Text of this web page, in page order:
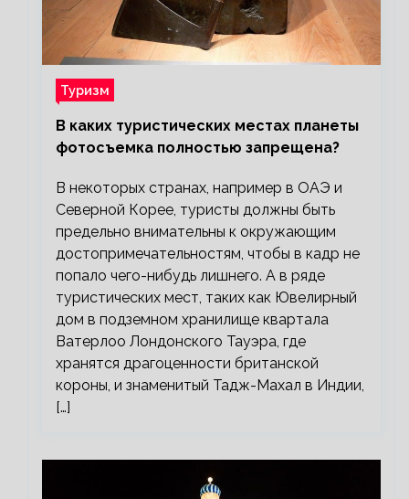
Туризм
В каких туристических местах планеты
фотосъемка полностью запрещена?
В некоторых странах, например в ОАЭ и
Северной Корее, туристы должны быть
предельно внимательны к окружающим
достопримечательностям, чтобы в кадр не
попало чего-нибудь лишнего. А в ряде
туристических мест, таких как Ювелирный
дом в подземном хранилище квартала
Ватерлоо Лондонского Тауэра, где
хранятся драгоценности британской
короны, и знаменитый Тадж-Махал в Индии,
[…]